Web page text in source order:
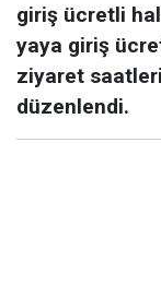
giriş ücretli
yaya giriş
ziyaret
düzenlendi.